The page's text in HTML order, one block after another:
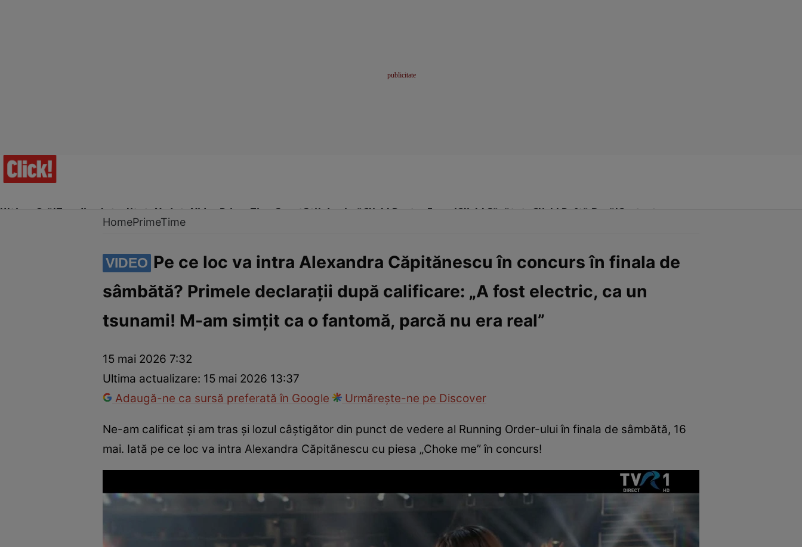
Ultima Oră!Trending Actualitate Vedete Video Prime Time SportStil de viațăClick! Pentru FemeiClick! Sănătate Click! Poftă Bună!Contact
Românii au talentSurvivor RomâniaChefi la cuțiteEurovison
HomePrimeTime
VIDEO Pe ce loc va intra Alexandra Căpitănescu în concurs în finala de
sâmbătă? Primele declarații după calificare: „A fost electric, ca un
tsunami! M-am simțit ca o fantomă, parcă nu era real”
15 mai 2026 7:32
Ultima actualizare: 15 mai 2026 13:37
Adaugă-ne ca sursă preferată în Google
Urmărește-ne pe Discover
Ne-am calificat și am tras și lozul câștigător din punct de vedere al Running Order-ului în finala de sâmbătă, 16
mai. Iată pe ce loc va intra Alexandra Căpitănescu cu piesa „Choke me” în concurs!